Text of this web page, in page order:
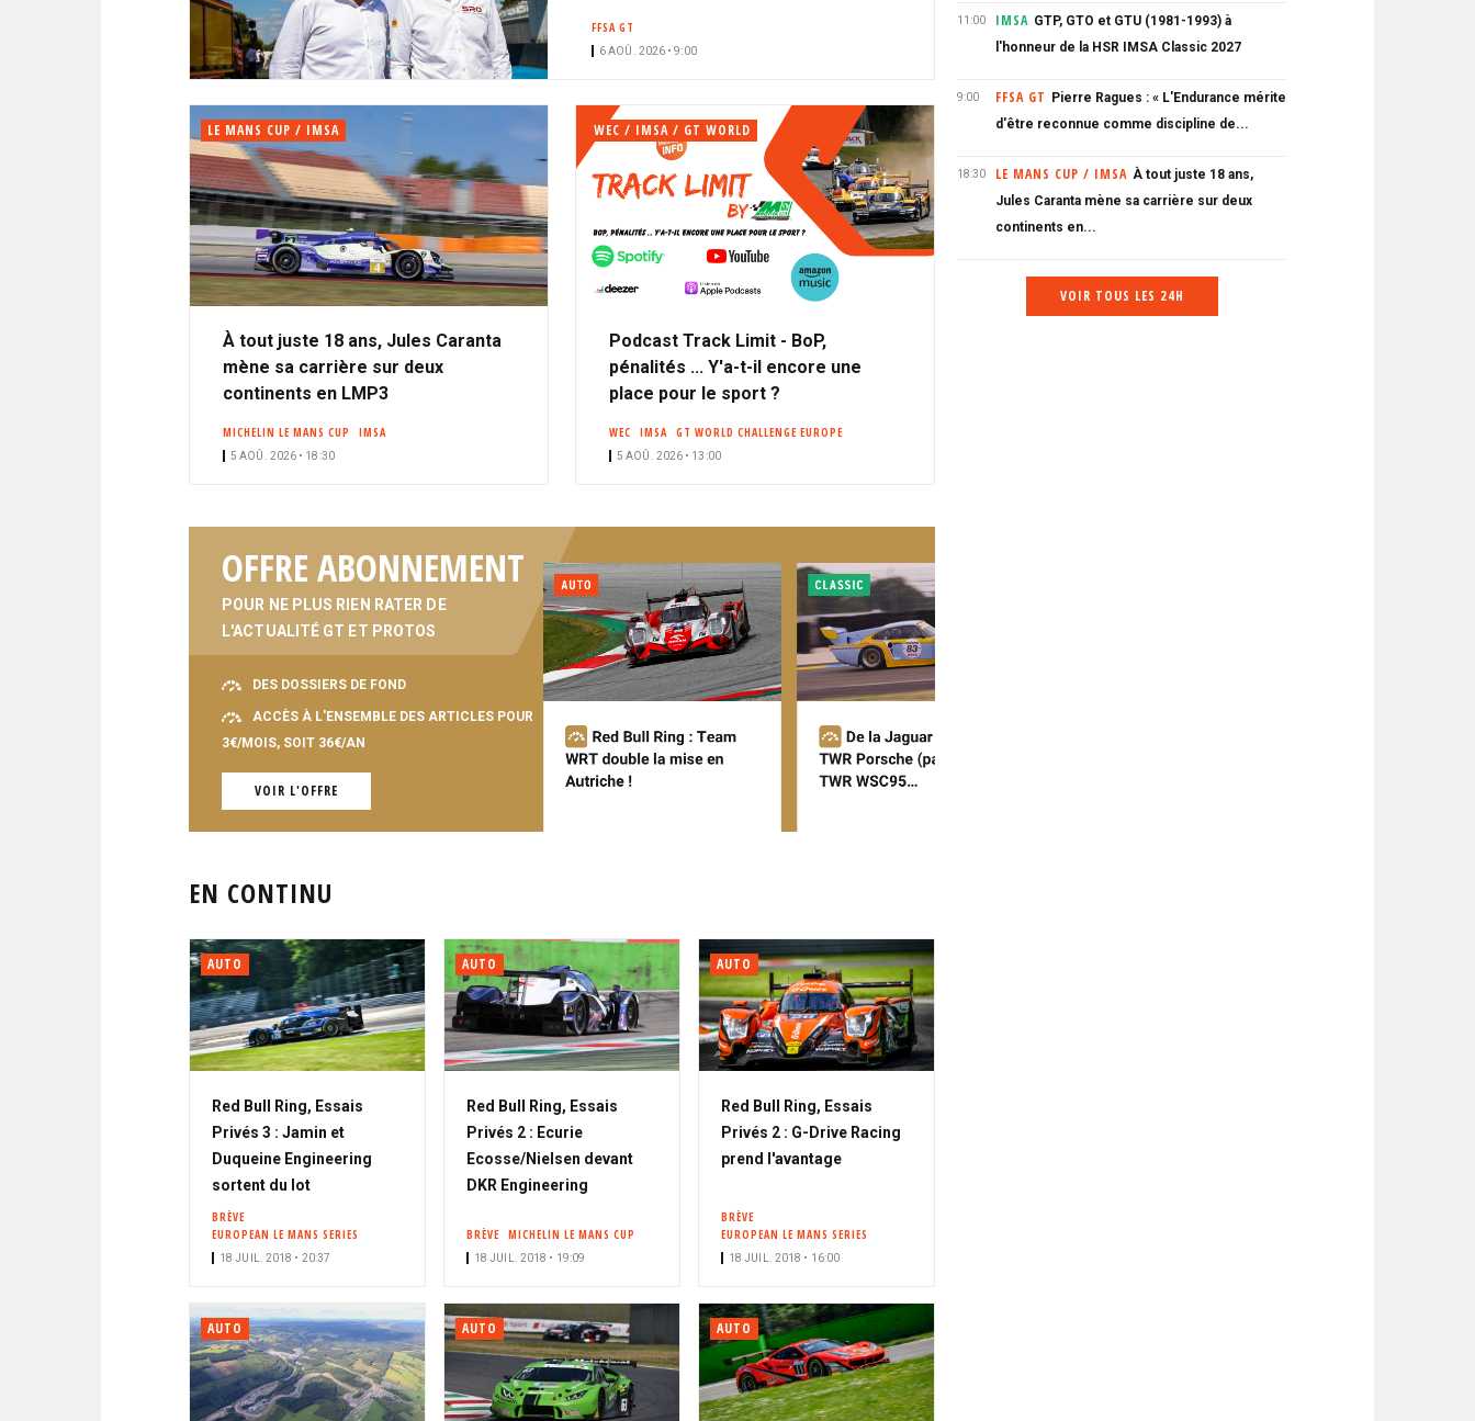
P
A
L
E
N
é
FFSA GT
6 AOÛ. 2026 • 9:00
LE MANS CUP / IMSA
À tout juste 18 ans, Jules Caranta
mène sa carrière sur deux
continents en LMP3
MICHELIN LE MANS CUP IMSA
5 AOÛ. 2026 • 18:30
WEC / IMSA / GT WORLD
Podcast Track Limit - BoP,
pénalités ... Y'a-t-il encore une
place pour le sport ?
WEC IMSA GT WORLD CHALLENGE EUROPE
5 AOÛ. 2026 • 13:00
OFFRE ABONNEMENT
POUR NE PLUS RIEN RATER DE
L'ACTUALITÉ GT ET PROTOS
DES DOSSIERS DE FOND
ACCÈS À L'ENSEMBLE DES ARTICLES POUR
3€/MOIS, SOIT 36€/AN
VOIR L'OFFRE
EN CONTINU
AUTO
Red Bull Ring, Essais
Privés 3 : Jamin et
Duqueine Engineering
sortent du lot
BRÈVE
EUROPEAN LE MANS SERIES
18 JUIL. 2018 • 20:37
AUTO
Red Bull Ring, Essais
Privés 2 : Ecurie
Ecosse/Nielsen devant
DKR Engineering
BRÈVE MICHELIN LE MANS CUP
18 JUIL. 2018 • 19:09
AUTO
Red Bull Ring, Essais
Privés 2 : G-Drive Racing
prend l'avantage
BRÈVE
EUROPEAN LE MANS SERIES
18 JUIL. 2018 • 16:00
AUTO AUTO AUTO
11:00 IMSA GTP, GTO et GTU (1981-1993) à
l'honneur de la HSR IMSA Classic 2027
9:00 FFSA GT Pierre Ragues : « L'Endurance mérite
d'être reconnue comme discipline de...
18:30 LE MANS CUP / IMSA À tout juste 18 ans,
Jules Caranta mène sa carrière sur deux
continents en...
VOIR TOUS LES 24H